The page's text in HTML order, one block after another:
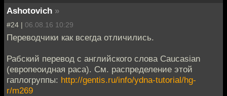
Ashotovich »
#24 | 06.08.16 10:29
Переводчики как всегда отличились.
Рабский перевод с английского слова Caucasian
(европеоидная раса). См. распределение этой
гаплогруппы: http://gentis.ru/info/ydna-tutorial/hg-
r/m269